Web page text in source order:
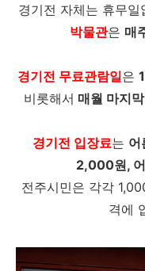
경기전 자체는 휴무
박물관은 매
경기전 무료관람일은
비롯해서 매월 마지
경기전 입장료는 어
2,000원,
전주시민은 각각
격에